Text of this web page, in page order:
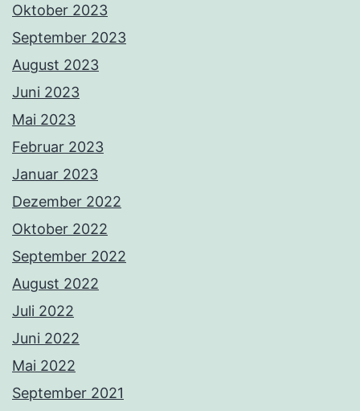
Oktober 2023
September 2023
August 2023
Juni 2023
Mai 2023
Februar 2023
Januar 2023
Dezember 2022
Oktober 2022
September 2022
August 2022
Juli 2022
Juni 2022
Mai 2022
September 2021